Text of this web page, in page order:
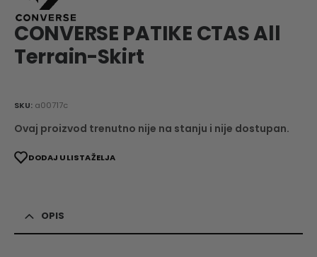
CONVERSE PATIKE CTAS All
Terrain-Skirt
SKU: a00717c
Ovaj proizvod trenutno nije na stanju i nije dostupan.
DODAJ U LISTA ŽELJA
OPIS